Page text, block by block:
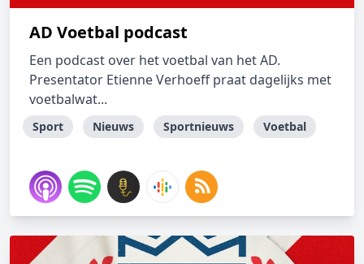
AD Voetbal podcast
Een podcast over het voetbal van het AD.
Presentator Etienne Verhoeff praat dagelijks met
voetbalwat...
Sport Nieuws Sportnieuws Voetbal